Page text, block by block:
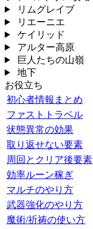
リムグレイブ
リエーニエ
ケイリッド
アルター高原
巨人たちの山嶺
地下
お役立ち
初心者情報まとめ
ファストトラベル
状態異常の効果
取り返せない要素
周回とクリア後要素
効率ルーン稼ぎ
マルチのやり方
武器強化のやり方
魔術/祈祷の使い方